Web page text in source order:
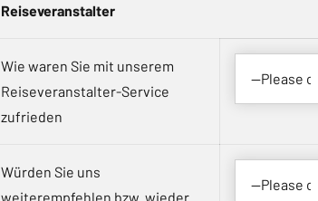
Reiseveranstalter
Wie waren Sie mit unserem
Reiseveranstalter-Service
zufrieden
Würden Sie uns
weiterempfehlen bzw. wieder